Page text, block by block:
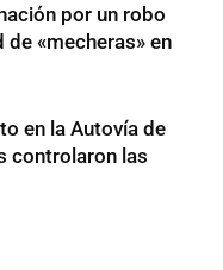
por un robo
«mecheras» en
en la Autovía de
controlaron las